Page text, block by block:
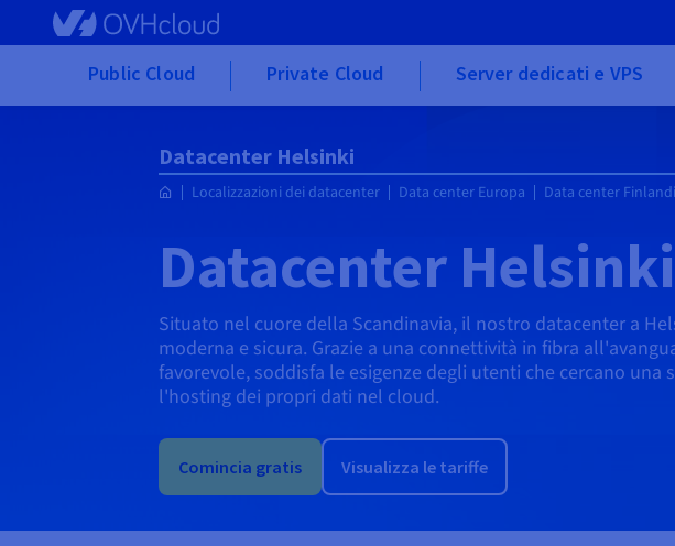
Skip to main content
Public Cloud Private Cloud Server dedicati e VPS
Datacenter Helsinki
Localizzazioni dei datacenter Data center Europa Data center
Datacenter Helsinki
Situato nel cuore della Scandinavia, il nostro datacenter a
moderna e sicura. Grazie a una connettività in fibra
favorevole, soddisfa le esigenze degli utenti che cercano una
l'hosting dei propri dati nel cloud.
Comincia gratis Visualizza le tariffe